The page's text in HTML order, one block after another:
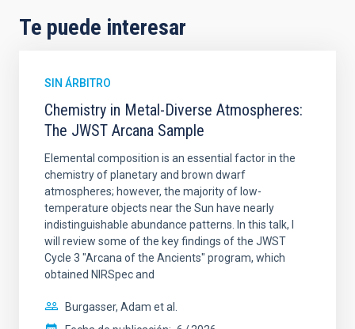
Te puede interesar
SIN ÁRBITRO
Chemistry in Metal-Diverse Atmospheres:
The JWST Arcana Sample
Elemental composition is an essential factor in the
chemistry of planetary and brown dwarf
atmospheres; however, the majority of low-
temperature objects near the Sun have nearly
indistinguishable abundance patterns. In this talk, I
will review some of the key findings of the JWST
Cycle 3 "Arcana of the Ancients" program, which
obtained NIRSpec and
Burgasser, Adam et al.